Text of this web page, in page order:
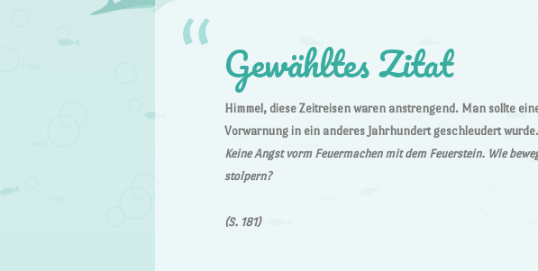
Gewähltes Zitat
Himmel, diese Zeitreisen waren anstrengend. Man sollte
Vorwarnung in ein anderes Jahrhundert geschleudert wurde.
Keine Angst vorm Feuermachen mit dem Feuerstein. Wie
stolpern?
(S. 181)